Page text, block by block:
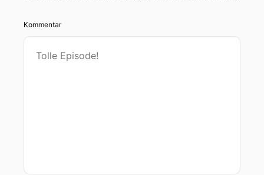
Kommentar